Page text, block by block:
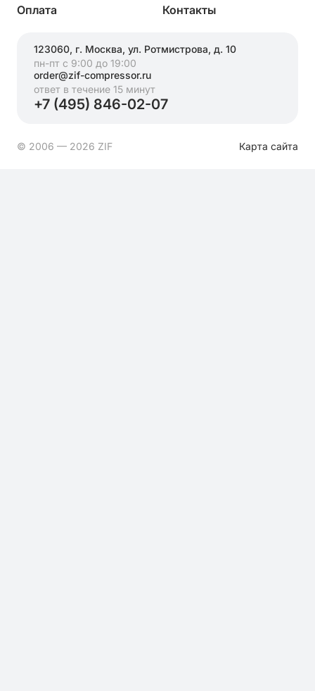
Оплата
Контакты
123060, г. Москва, ул. Ротмистрова, д. 10
пн-пт с 9:00 до 19:00
order@zif-compressor.ru
ответ в течение 15 минут
+7 (495) 846-02-07
© 2006 — 2026 ZIF Карта сайта